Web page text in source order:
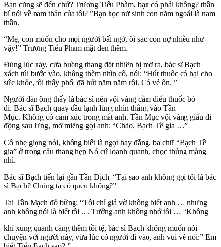
Bạn cũng sẽ đến chứ? Trương Tiểu Phàm, bạn có phải không? thần
bí nói về nam thần của tôi? ”Bạn học nữ sinh con năm ngoái là nam
thần.
“Mẹ, con muốn cho mọi người bất ngờ, ôi sao con nợ nhiều như
vậy!” Trương Tiểu Phàm mặt đen thêm.
Đúng lúc này, cửa buồng thang đột nhiên bị mở ra, bác sĩ Bạch
xách túi bước vào, không thèm nhìn cô, nói: “Hút thuốc có hại cho
sức khỏe, tôi thấy phổi đã hút năm năm rồi. Có vẻ ổn. ”
Người đàn ông thấy là bác sĩ nên vội vàng cầm điếu thuốc bỏ
đi. Bác sĩ Bạch quay đầu lạnh lùng nhìn thẳng vào Tần
Mục. Không có cảm xúc trong mắt anh. Tần Mục vội vàng giấu di
động sau lưng, mở miệng gọi anh: “Chào, Bạch Tề gia …”
Cô nhẹ giọng nói, không biết là ngọt hay đắng, ba chữ “Bạch Tề
gia” ở trong cầu thang hẹp Nó cứ loanh quanh, chọc thủng màng
nhĩ.
Bác sĩ Bạch tiến lại gần Tần Dịch, “Tại sao anh không gọi tôi là bác
sĩ Bạch? Chúng ta có quen không?”
Tai Tần Mạch đỏ bừng: “Tôi chỉ giả vờ không biết anh … nhưng
anh không nói là biết tôi .. . Tưởng anh không nhớ tôi … “Không
khí xung quanh càng thêm tồi tệ, bác sĩ Bạch không muốn nói
chuyện với người này, vừa lúc có người đi vào, anh vui vẻ nói:” Em